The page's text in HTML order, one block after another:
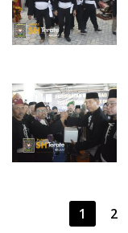
Paginasi
1 2